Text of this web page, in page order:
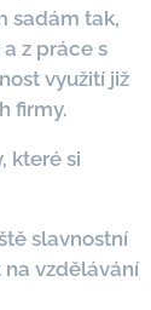
sadám tak,
z práce s
využití již
firmy.
které si
slavnostní
vzdělávání